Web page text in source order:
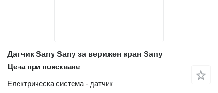
Датчик Sany Sany за верижен кран Sany
Цена при поискване
Електрическа система - датчик